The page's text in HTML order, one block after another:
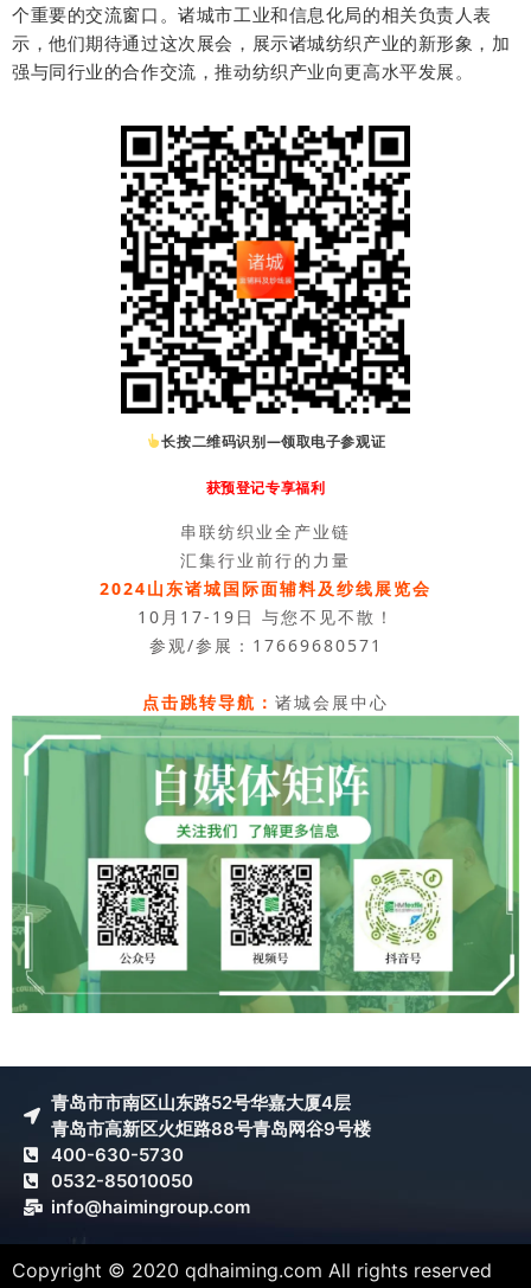
个重要的交流窗口。诸城市工业和信息化局的相关负责人表
示，他们期待通过这次展会，展示诸城纺织产业的新形象，加
强与同行业的合作交流，推动纺织产业向更高水平发展。
长按二维码识别—领取电子参观证
获预登记专享福利
串联纺织业全产业链
汇集行业前行的力量
2024山东诸城国际面辅料及纱线展览会
10月17-19日 与您不见不散！
参观/参展：17669680571
点击跳转导航： 诸城会展中心
青岛市市南区山东路52号华嘉大厦4层
青岛市高新区火炬路88号青岛网谷9号楼
400-630-5730
0532-85010050
info@haimingroup.com
Copyright © 2020 qdhaiming.com All rights reserved